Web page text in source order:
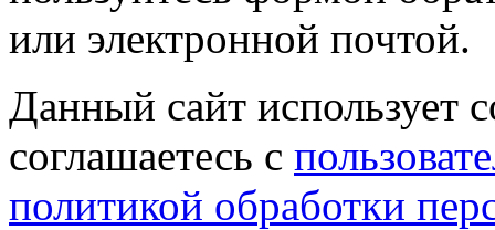
или электронной почтой.
Данный сайт использует
соглашаетесь с
политикой обработки